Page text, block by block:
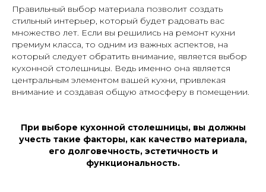
Правильный выбор материала позволит создать
стильный интерьер, который будет радовать вас
множество лет. Если вы решились на ремонт кухни
премиум класса, то одним из важных аспектов, на
который следует обратить внимание, является выбор
кухонной столешницы. Ведь именно она является
центральным элементом вашей кухни, привлекая
внимание и создавая общую атмосферу в помещении.
При выборе кухонной столешницы, вы должны
учесть такие факторы, как качество материала,
его долговечность, эстетичность и
функциональность.